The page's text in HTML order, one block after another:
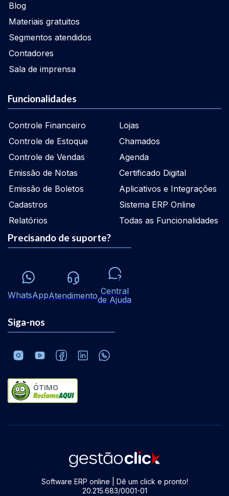
Blog
Materiais gratuitos
Segmentos atendidos
Contadores
Sala de imprensa
Funcionalidades
Controle Financeiro
Controle de Estoque
Controle de Vendas
Emissão de Notas
Emissão de Boletos
Cadastros
Relatórios
Lojas
Chamados
Agenda
Certificado Digital
Aplicativos e Integrações
Sistema ERP Online
Todas as Funcionalidades
Precisando de suporte?
WhatsAppAtendimento Central
de Ajuda
Siga-nos
ÓTIMO
Software ERP online | Dê um click e pronto!
20.215.683/0001-01